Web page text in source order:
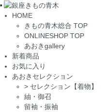
Toggle
navigation
HOME
きもの青木総合 TOP
ONLINESHOP TOP
あおきgallery
新着商品
お気に入り
あおきセレクション
> セレクション【着物】
紬・御召
留袖・振袖